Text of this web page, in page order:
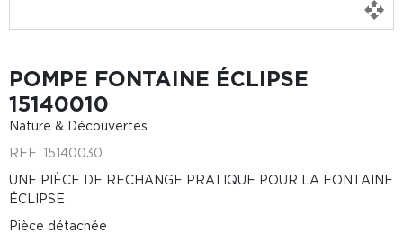
POMPE FONTAINE ÉCLIPSE
15140010
Nature & Découvertes
REF. 15140030
UNE PIÈCE DE RECHANGE PRATIQUE POUR LA FONTAINE
ÉCLIPSE
Pièce détachée